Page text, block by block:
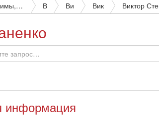
Персоны, псевдонимы, персонажи и боты В Ви Вик Виктор
информация